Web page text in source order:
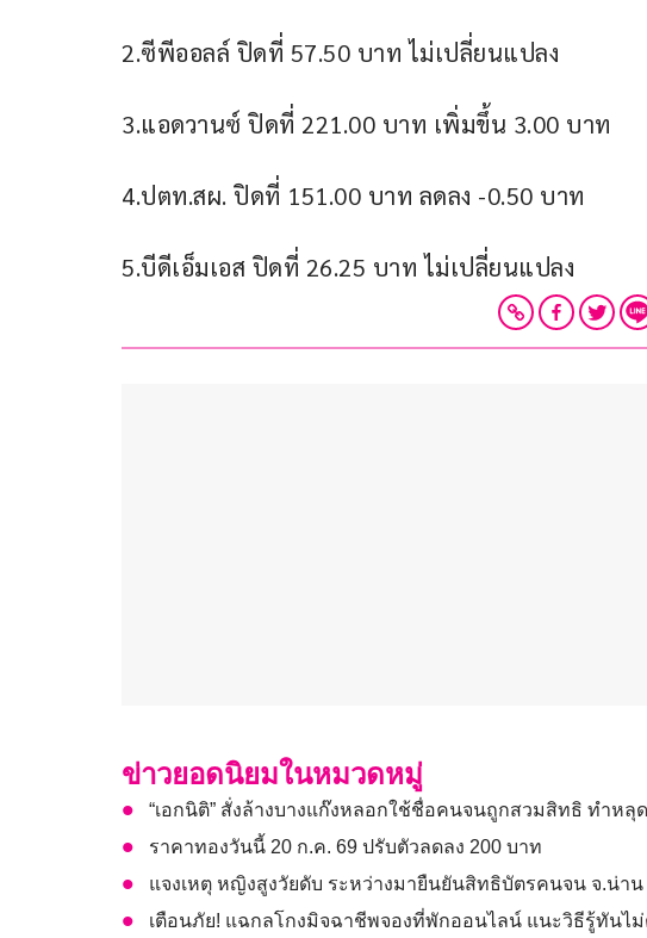
2.ซีพีออลล์ ปิดที่ 57.50 บาท ไม่เปลี่ยนแปลง
3.แอดวานซ์ ปิดที่ 221.00 บาท เพิ่มขึ้น 3.00 บาท
4.ปตท.สผ. ปิดที่ 151.00 บาท ลดลง -0.50 บาท
5.บีดีเอ็มเอส ปิดที่ 26.25 บาท ไม่เปลี่ยนแปลง
ข่าวยอดนิยมในหมวดหมู่
“เอกนิติ” สั่งล้างบางแก๊งหลอกใช้ชื่อคนจนถูกสวมสิทธิ ทำห
ราคาทองวันนี้ 20 ก.ค. 69 ปรับตัวลดลง 200 บาท
แจงเหตุ หญิงสูงวัยดับ ระหว่างมายืนยันสิทธิบัตรคนจน จ.น่าน
เตือนภัย! แฉกลโกงมิจฉาชีพจองที่พักออนไลน์ แนะวิธีรู้ทันไม่